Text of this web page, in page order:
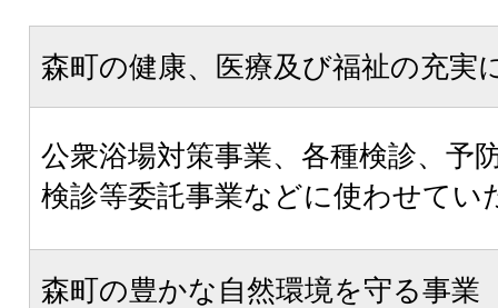
森町の健康、医療及び福祉の充実
公衆浴場対策事業、各種検診、予
検診等委託事業などに使わせてい
森町の豊かな自然環境を守る事業